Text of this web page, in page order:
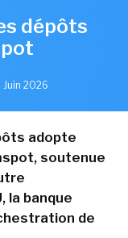
dépôts
Juin 2026
adopte
soutenue
la banque
de